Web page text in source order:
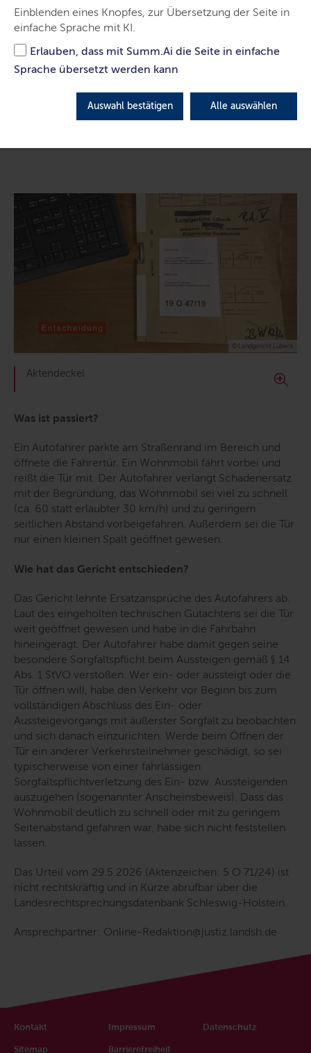
Einblenden eines Knopfes, zur Übersetzung der Seite in
einfache Sprache mit KI.
Erlauben, dass mit Summ.Ai die Seite in einfache
Sprache übersetzt werden kann
Auswahl bestätigen Alle auswählen
Urteil: Kein Schadensersatz bei
Dooring mit Wohnmobil
Das Landgericht Lübeck lehnte Ersatzansprüche für
eine deformierte Autotür ab, gegen die ein
Wohnmobil gefahren war.
LETZTE AKTUALISIERUNG: 01.07.2026
© Landgericht Lübeck
Aktendeckel
Was ist passiert?
Ein Autofahrer parkte am Straßenrand im Bereich und
öffnete die Fahrertür. Ein Wohnmobil fährt vorbei und
reißt die Tür mit. Der Autofahrer verlangt Schadenersatz
mit der Begründung, das Wohnmobil sei viel zu schnell
(ca. 60 statt erlaubter 30 km/h) und zu geringem
seitlichen Abstand vorbeigefahren. Außerdem sei die Tür
nur einen kleinen Spalt geöffnet gewesen.
Wie hat das Gericht entschieden?
Das Gericht lehnte Ersatzansprüche des Autofahrers ab.
Laut des eingeholten technischen Gutachtens sei die Tür
weit geöffnet gewesen und habe in die Fahrbahn
hineingeragt . Der Autofahrer habe damit gegen seine
besondere Sorgfaltspflicht beim Aussteigen gemäß § 14
Abs. 1 StVO verstoßen. Wer ein- oder aussteigt oder die
Tür öffnen will, habe den Verkehr vor Beginn bis zum
vollständigen Abschluss des Ein- oder
Aussteigevorgangs mit äußerster Sorgfalt zu beobachten
und sich danach einzurichten Werde beim Öffnen der
Tür ein anderer Verkehrsteilnehmer geschädigt, so sei
typischerweise von einer fahrlässigen
Sorgfaltspflichtverletzung des Ein- bzw. Aussteigenden
auszugehen (sogenannter Anscheinsbeweis).
Dass das
Wohnmobil deutlich zu schnell oder mit zu geringem
Seitenabstand gefahren war, habe sich nicht feststellen
lassen
Das Urteil vom 29.5.2026 (Aktenzeichen: 5 O 71/24) ist
nicht rechtskräftig und in Kürze abrufbar über die
Landesrechtsprechungsdatenbank Schleswig-Holstein.
Ansprechpartner: Online-Redaktion@justiz.landsh.de
Kontakt Impressum Datenschutz
Sitemap Barrierefreiheit